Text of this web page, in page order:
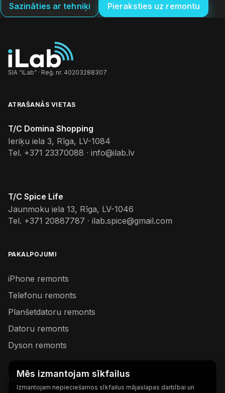
Sazināties ar tehniķi Pieraksties uz remontu
SIA “iLab” · Reģ. nr. 40203288307
ATRAŠANĀS VIETAS
T/C Domina Shopping
Ieriķu iela 3, Rīga, LV-1084
Tel. +371 23370088 · info@ilab.lv
T/C Spice Life
Jaunmoku iela 13, Rīga, LV-1046
Tel. +371 20887787 · ilab.spice@gmail.com
PAKALPOJUMI
iPhone remonts
Telefonu remonts
Planšetdatoru remonts
Datoru remonts
Dyson remonts
NODERĪGAS SAITES
Mēs izmantojam sīkfailus
Izmantojam nepieciešamos sīkfailus mājaslapas darbībai un